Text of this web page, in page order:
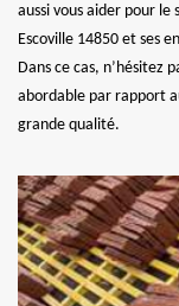
aussi vous aider pour
Escoville 14850 et ses
Dans ce cas, n’hésitez
abordable par rapport
grande qualité.